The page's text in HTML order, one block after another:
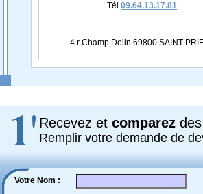
Tél 09.64.13.17.81
4 r Champ Dolin 69800 SAINT
Recevez et comparez
Remplir votre demande de
Votre Nom :